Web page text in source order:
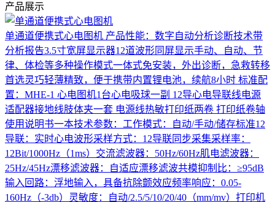
产品展示
单通道便携式心电图机 产品性能：数字自动分析诊断技术带
分析报告3.5寸宽屏显示器12道波形同屏显示手动、自动、节
律、体检等多种操作模式一体式免安装，外出诊断，急救转移
首选灵巧轻薄精致，便于携带内置锂电池，续航8小时 标准配
置：MHE-1 心电图机1台心电吸球一副 12导心电导联线电源
适配器接地线肢体夹一套 电源线热敏打印纸两卷 打印纸卷轴
使用说明书一本技术参数：工作模式：自动/手动/储存标准12
导联：实时心电波形采样方式：12导联同步采集采样率：
12Bit/1000Hz（1ms）交流滤波器：50Hz/60Hz肌电滤波器：
25Hz/45Hz漂移滤波器：自适应漂移滤波共模抑制比：≥95dB
输入回路：浮地输入，具备抗除颤效应频率响应：0.05-
160Hz（-3db）灵敏度：自动/2.5/5/10/20/40（mm/mv）打印机